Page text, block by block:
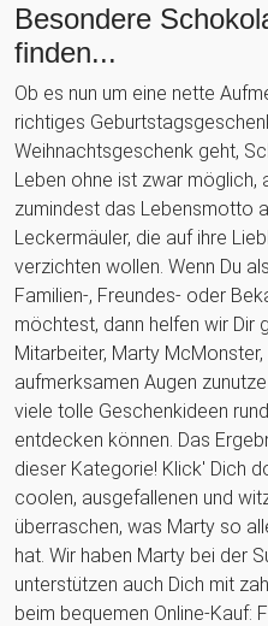
Besondere
finden...
Ob es nun um eine nette
richtiges
Weihnachtsgeschenk geht,
Leben ohne ist zwar möglich,
zumindest das Lebensmotto
Leckermäuler, die auf ihre
verzichten wollen. Wenn Du
Familien-, Freundes- oder
möchtest, dann helfen wir Dir
Mitarbeiter, Marty
aufmerksamen Augen
viele tolle Geschenkideen
entdecken können. Das
dieser Kategorie! Klick' Dich
coolen, ausgefallenen und
überraschen, was Marty so
hat. Wir haben Marty bei der
unterstützen auch Dich mit
beim bequemen Online-Kauf: